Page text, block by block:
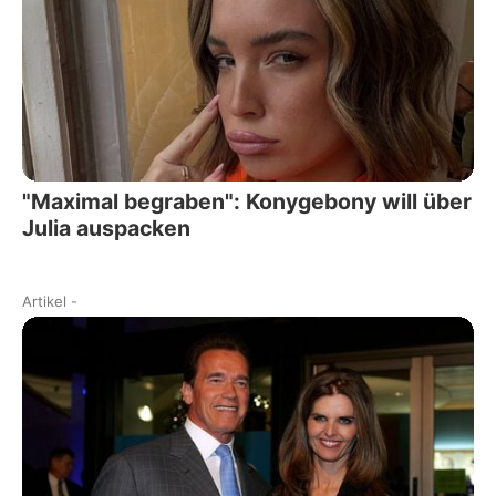
"Maximal begraben": Konygebony will über
Julia auspacken
Artikel -